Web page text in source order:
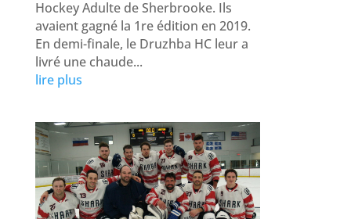
Hockey Adulte de Sherbrooke. Ils
avaient gagné la 1re édition en 2019.
En demi-finale, le Druzhba HC leur a
livré une chaude...
lire plus